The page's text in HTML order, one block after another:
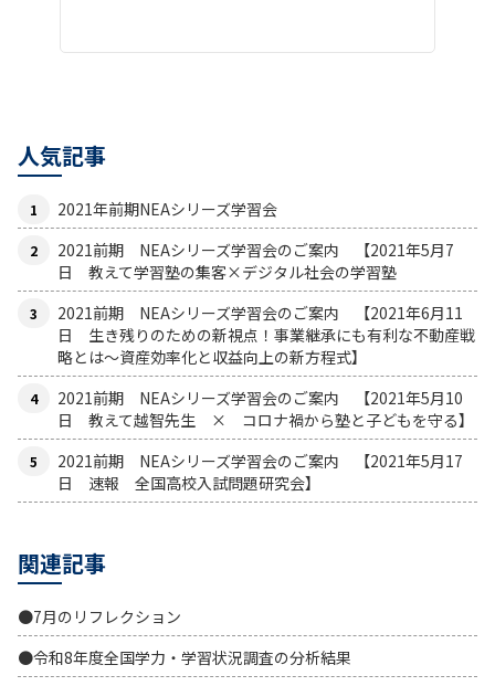
人気記事
2021年前期NEAシリーズ学習会
2021前期 NEAシリーズ学習会のご案内 【2021年5月7
日 教えて学習塾の集客×デジタル社会の学習塾
2021前期 NEAシリーズ学習会のご案内 【2021年6月11
日 生き残りのための新視点！事業継承にも有利な不動産戦
略とは〜資産効率化と収益向上の新方程式】
2021前期 NEAシリーズ学習会のご案内 【2021年5月10
日 教えて越智先生 × コロナ禍から塾と子どもを守る】
2021前期 NEAシリーズ学習会のご案内 【2021年5月17
日 速報 全国高校入試問題研究会】
関連記事
●7月のリフレクション
●令和8年度全国学力・学習状況調査の分析結果